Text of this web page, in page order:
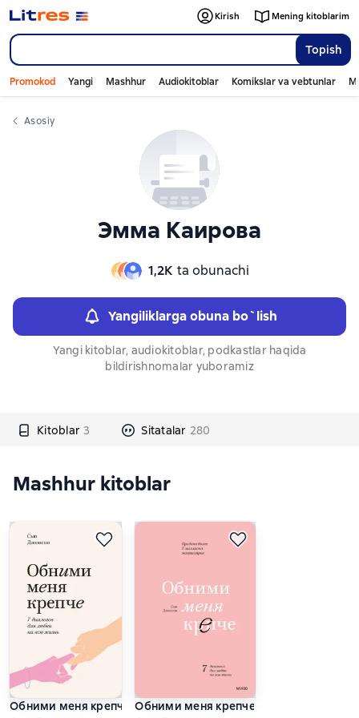
Topish
Kirish Mening kitoblarim
Promokod Yangi Mashhur Audiokitoblar Komikslar va vebtunlar
Asosiy
Эмма Каирова
1,2К ta obunachi
Yangiliklarga obuna bo`lish
Yangi kitoblar, audiokitoblar, podkastlar haqida
bildirishnomalar yuboramiz
Kitoblar 3 Sitatalar 280
Слайдер с книгами
Mashhur kitoblar
Обними меня крепче. 7 диалогов для любви на всю жизнь
Обними меня крепче. 7 диалогов для
Слайдер с книгами